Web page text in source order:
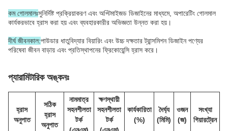
কম গোলমালঃসুনির্দিষ্ট প্রক্রিয়াকরণ এবং অপ্টিমাইজড ডিজাইনের মাধ্যমে, অপারেটিং গোলমাল
কার্যকরভাবে হ্রাস করা হয় এবং ব্যবহারকারীর অভিজ্ঞতা উন্নত করা হয়।
দীর্ঘ জীবনকাল:পাউডার ধাতুবিদ্যার বিয়ারিং এবং উচ্চ দক্ষতার ট্রান্সমিশন ডিজাইন পণ্যের
পরিষেবা জীবন বাড়ায় এবং প্রতিস্থাপনের ফ্রিকোয়েন্সি হ্রাস করে।
প্যারামিটারিক অঙ্কনঃ
হ্রাস
অনুপাত
সঠিক
হ্রাস
অনুপাত
নামমাত্র
সহনশীলতা
টর্ক
ক্ষণস্থায়ী
সহনশীলতা
টর্ক
কার্যকারিতা
(%)
দৈর্ঘ্য
(মিমি)
ওজন
(জ)
সংখ্যা
গিয়ারট্রেন